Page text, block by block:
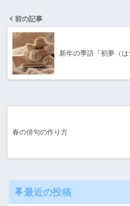
前の記事
新年の季語『初夢（は
春の俳句の作り方
最近の投稿